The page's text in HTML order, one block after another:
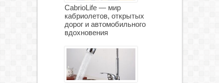
CabrioLife — мир
кабриолетов, открытых
дорог и автомобильного
вдохновения